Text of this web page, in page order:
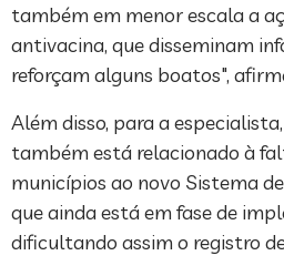
também em menor escala a
antivacina, que disseminam
reforçam alguns boatos",
Além disso, para a
também está relacionado à
municípios ao novo Sistema
que ainda está em fase de
dificultando assim o registro